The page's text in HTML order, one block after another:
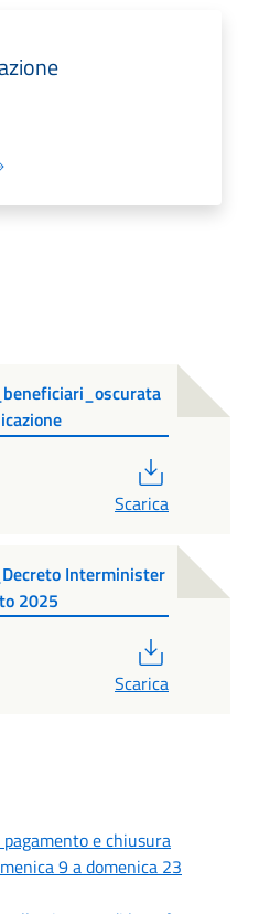
Scarica
Interminister
2025
Scarica
e chiusura
9 a domenica 23